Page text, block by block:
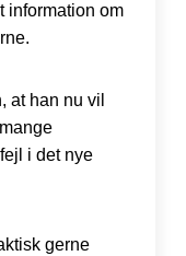
information om
at han nu vil
i det nye
gerne